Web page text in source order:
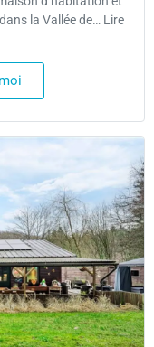
la Vallée de… Lire